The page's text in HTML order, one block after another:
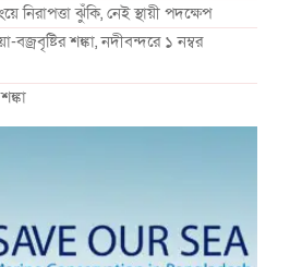
নিরাপত্তা ঝুঁকি, নেই স্থায়ী পদক্ষেপ
শঙ্কা, নদীবন্দরে ১ নম্বর
আভাস, ঢাকার আকাশও মেঘলা
আভাস, সাগরে একাধিক লঘুচাপের শঙ্কা
আবহাওয়া